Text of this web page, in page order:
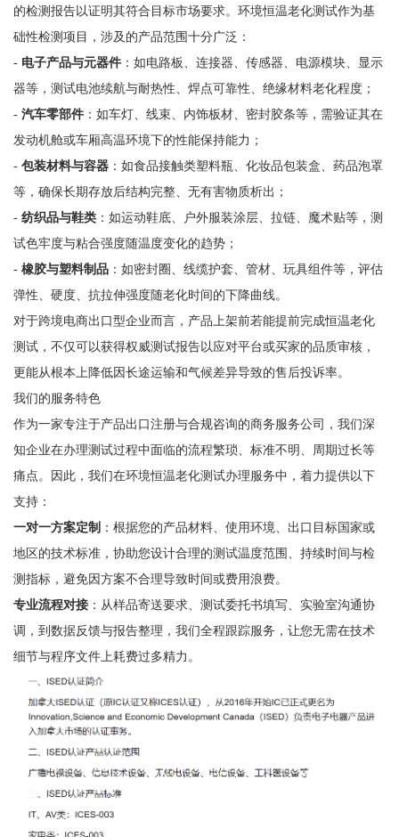
的检测报告以证明其符合目标市场要求。环境恒温老化测试作为基
础性检测项目，涉及的产品范围十分广泛：
- 电子产品与元器件：如电路板、连接器、传感器、电源模块、显示
器等，测试电池续航与耐热性、焊点可靠性、绝缘材料老化程度；
- 汽车零部件：如车灯、线束、内饰板材、密封胶条等，需验证其在
发动机舱或车厢高温环境下的性能保持能力；
- 包装材料与容器：如食品接触类塑料瓶、化妆品包装盒、药品泡罩
等，确保长期存放后结构完整、无有害物质析出；
- 纺织品与鞋类：如运动鞋底、户外服装涂层、拉链、魔术贴等，测
试色牢度与粘合强度随温度变化的趋势；
- 橡胶与塑料制品：如密封圈、线缆护套、管材、玩具组件等，评估
弹性、硬度、抗拉伸强度随老化时间的下降曲线。
对于跨境电商出口型企业而言，产品上架前若能提前完成恒温老化
测试，不仅可以获得权威测试报告以应对平台或买家的品质审核，
更能从根本上降低因长途运输和气候差异导致的售后投诉率。
我们的服务特色
作为一家专注于产品出口注册与合规咨询的商务服务公司，我们深
知企业在办理测试过程中面临的流程繁琐、标准不明、周期过长等
痛点。因此，我们在环境恒温老化测试办理服务中，着力提供以下
支持：
一对一方案定制 ：根据您的产品材料、使用环境、出口目标国家或
地区的技术标准，协助您设计合理的测试温度范围、持续时间与检
测指标，避免因方案不合理导致时间或费用浪费。
专业流程对接：从样品寄送要求、测试委托书填写、实验室沟通协
调，到数据反馈与报告整理，我们全程跟踪服务，让您无需在技术
细节与程序文件上耗费过多精力。